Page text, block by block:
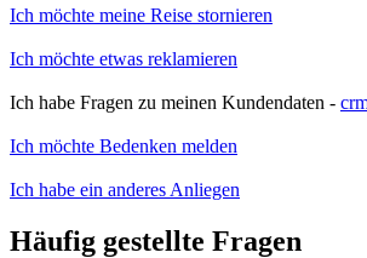
Ich möchte meine Reise stornieren
Ich möchte etwas reklamieren
Ich habe Fragen zu meinen Kundendaten -
Ich möchte Bedenken melden
Ich habe ein anderes Anliegen
Häufig gestellte Fragen